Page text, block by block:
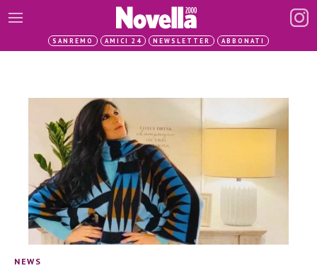
SANREMO AMICI 24 NEWSLETTER ABBONATI
NEWS